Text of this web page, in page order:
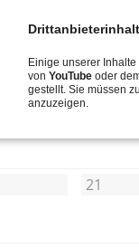
7
14
21
Einige unserer
von YouTube oder
gestellt. Sie müssen
anzuzeigen.